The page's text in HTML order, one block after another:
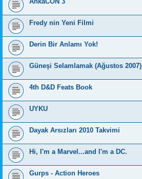
Fredy nin Yeni Filmi
Derin Bir Anlamı Yok!
Güneşi Selamlamak (Ağustos 2007)
4th D&D Feats Book
UYKU
Dayak Arsızları 2010 Takvimi
Hi, I'm a Marvel...and I'm a DC.
Gurps - Action Heroes